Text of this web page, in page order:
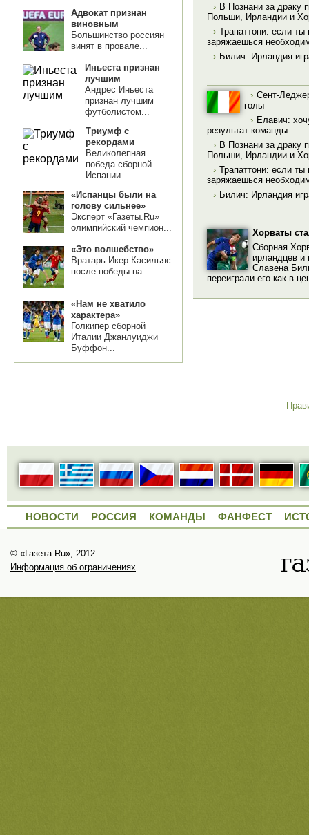
Адвокат признан
виновным
Большинство россиян
винят в провале...
Иньеста признан
лучшим
Андрес Иньеста
признан лучшим
футболистом...
Триумф с
рекордами
Великолепная
победа сборной
Испании...
«Испанцы были на
голову сильнее»
Эксперт «Газеты.Ru»
олимпийский чемпион...
«Это волшебство»
Вратарь Икер Касильяс
после победы на...
«Нам не хватило
характера»
Голкипер сборной
Италии Джанлуиджи
Буффон...
› В Познани за драку
Польши, Ирландии и
› Трапаттони: если ты
заряжаешься
› Билич: Ирландия
› Сент-
голы
› Елавич:
результат команды
› В Познани за драку
Польши, Ирландии и
› Трапаттони: если ты
заряжаешься
› Билич: Ирландия
Хорваты
Сборная
ирландцев и
Славена
переиграли его как в
НОВОСТИ РОССИЯ КОМАНДЫ ФАНФЕСТ
© «Газета.Ru», 2012
Информация об ограничениях